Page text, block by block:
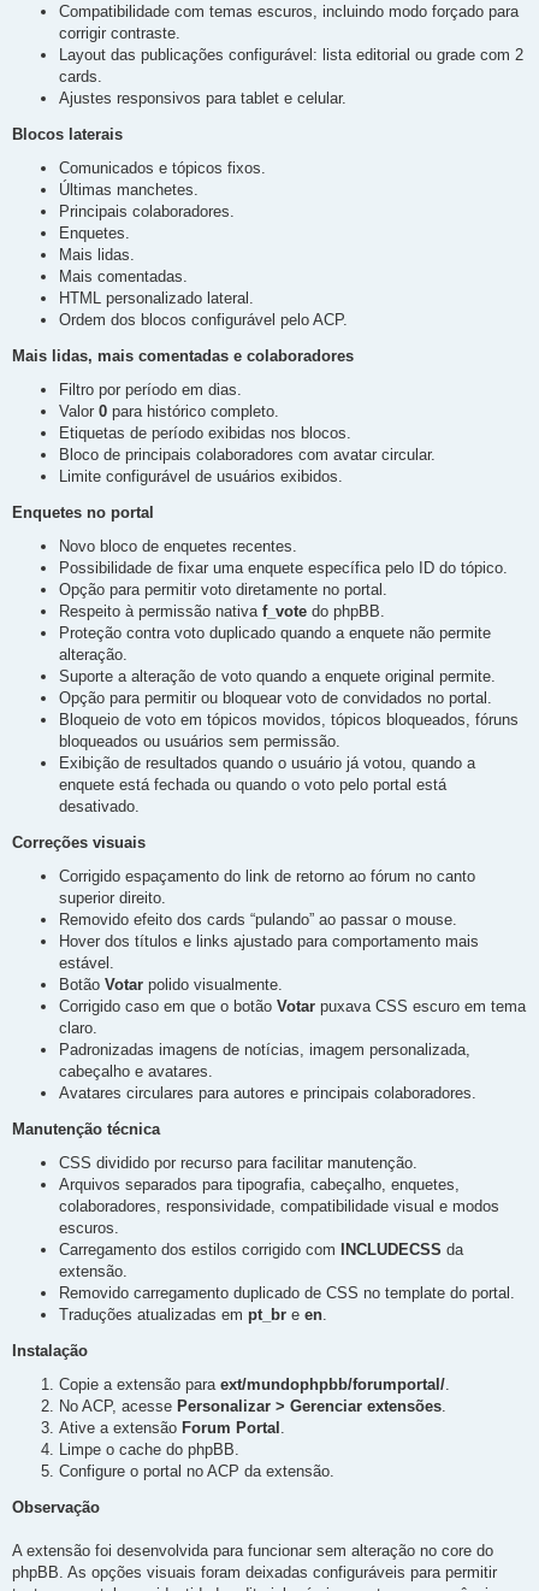
Compatibilidade com temas escuros, incluindo modo forçado para
corrigir contraste.
Layout das publicações configurável: lista editorial ou grade com 2
cards.
Ajustes responsivos para tablet e celular.
Blocos laterais
Comunicados e tópicos fixos.
Últimas manchetes.
Principais colaboradores.
Enquetes.
Mais lidas.
Mais comentadas.
HTML personalizado lateral.
Ordem dos blocos configurável pelo ACP.
Mais lidas, mais comentadas e colaboradores
Filtro por período em dias.
Valor 0 para histórico completo.
Etiquetas de período exibidas nos blocos.
Bloco de principais colaboradores com avatar circular.
Limite configurável de usuários exibidos.
Enquetes no portal
Novo bloco de enquetes recentes.
Possibilidade de fixar uma enquete específica pelo ID do tópico.
Opção para permitir voto diretamente no portal.
Respeito à permissão nativa f_vote do phpBB.
Proteção contra voto duplicado quando a enquete não permite
alteração.
Suporte a alteração de voto quando a enquete original permite.
Opção para permitir ou bloquear voto de convidados no portal.
Bloqueio de voto em tópicos movidos, tópicos bloqueados, fóruns
bloqueados ou usuários sem permissão.
Exibição de resultados quando o usuário já votou, quando a
enquete está fechada ou quando o voto pelo portal está
desativado.
Correções visuais
Corrigido espaçamento do link de retorno ao fórum no canto
superior direito.
Removido efeito dos cards “pulando” ao passar o mouse.
Hover dos títulos e links ajustado para comportamento mais
estável.
Botão Votar polido visualmente.
Corrigido caso em que o botão Votar puxava CSS escuro em tema
claro.
Padronizadas imagens de notícias, imagem personalizada,
cabeçalho e avatares.
Avatares circulares para autores e principais colaboradores.
Manutenção técnica
CSS dividido por recurso para facilitar manutenção.
Arquivos separados para tipografia, cabeçalho, enquetes,
colaboradores, responsividade, compatibilidade visual e modos
escuros.
Carregamento dos estilos corrigido com
INCLUDECSS da
extensão.
Removido carregamento duplicado de CSS no template do portal.
Traduções atualizadas em pt_br e en.
Instalação
Copie a extensão para ext/mundophpbb/forumportal/.
No ACP, acesse Personalizar > Gerenciar extensões.
Ative a extensão Forum Portal .
Limpe o cache do phpBB.
Configure o portal no ACP da extensão.
Observação
A extensão foi desenvolvida para funcionar sem alteração no core do
phpBB. As opções visuais foram deixadas configuráveis para permitir